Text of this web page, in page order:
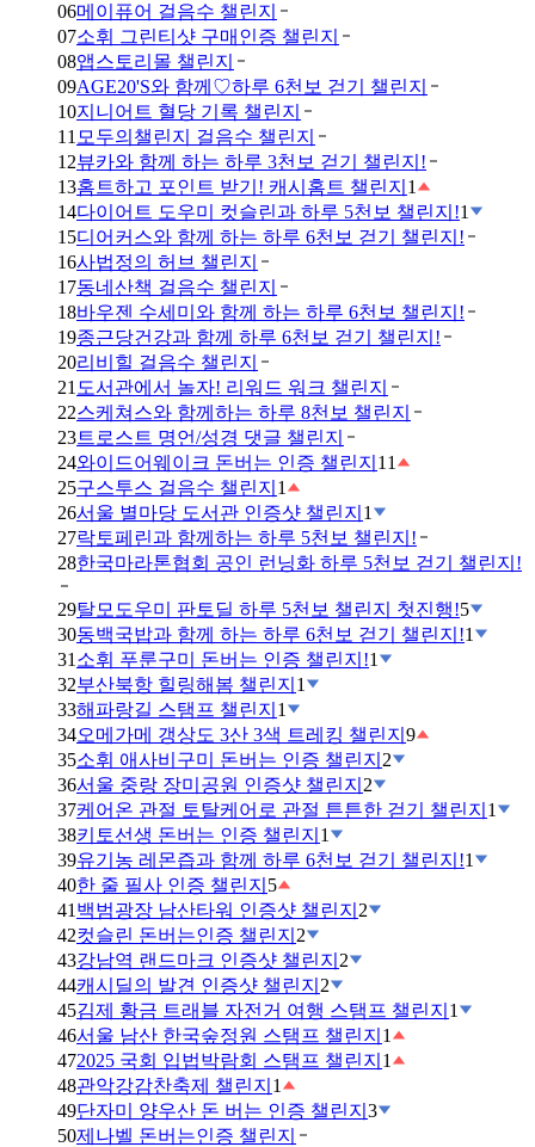
06메이퓨어 걸음수 챌린지
07소휘 그린티샷 구매인증 챌린지
08앱스토리몰 챌린지
09AGE20'S와 함께♡하루 6천보 걷기 챌린지
10지니어트 혈당 기록 챌린지
11 모두의챌린지 걸음수 챌린지
12뷰카와 함께 하는 하루 3천보 걷기 챌린지!
13홈트하고 포인트 받기! 캐시홈트 챌린지 1
14다이어트 도우미 컷슬린과 하루 5천보 챌린지!1
15디어커스와 함께 하는 하루 6천보 걷기 챌린지!
16사법정의 허브 챌린지
17동네산책 걸음수 챌린지
18바우젠 수세미와 함께 하는 하루 6천보 챌린지!
19종근당건강과 함께 하루 6천보 걷기 챌린지!
20리비힐 걸음수 챌린지
21 도서관에서 놀자! 리워드 워크 챌린지
22스케쳐스와 함께하는 하루 8천보 챌린지
23트로스트 명언/성경 댓글 챌린지
24와이드어웨이크 돈버는 인증 챌린지 11
25구스투스 걸음수 챌린지 1
26서울 별마당 도서관 인증샷 챌린지 1
27락토페린과 함께하는 하루 5천보 챌린지!
28한국마라톤협회 공인 런닝화 하루 5천보 걷기 챌린지!
29탈모도우미 판토딜 하루 5천보 챌린지 첫진행!5
30동백국밥과 함께 하는 하루 6천보 걷기 챌린지!1
31 소휘 푸룬구미 돈버는 인증 챌린지!1
32부산북항 힐링해봄 챌린지 1
33해파랑길 스탬프 챌린지 1
34오메가메 갱상도 3산 3색 트레킹 챌린지 9
35소휘 애사비구미 돈버는 인증 챌린지 2
36서울 중랑 장미공원 인증샷 챌린지 2
37케어온 관절 토탈케어로 관절 튼튼한 걷기 챌린지 1
38키토선생 돈버는 인증 챌린지 1
39유기농 레몬즙과 함께 하루 6천보 걷기 챌린지!1
40한 줄 필사 인증 챌린지 5
41 백범광장 남산타워 인증샷 챌린지 2
42컷슬린 돈버는인증 챌린지 2
43강남역 랜드마크 인증샷 챌린지 2
44캐시딜의 발견 인증샷 챌린지 2
45김제 황금 트래블 자전거 여행 스탬프 챌린지 1
46서울 남산 한국숲정원 스탬프 챌린지 1
472025 국회 입법박람회 스탬프 챌린지 1
48관악강감찬축제 챌린지 1
49단자미 양우산 돈 버는 인증 챌린지 3
50제나벨 돈버는인증 챌린지